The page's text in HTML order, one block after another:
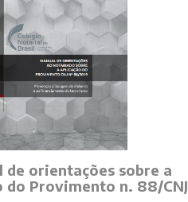
de orientações sobre a
do Provimento n. 88/CNJ